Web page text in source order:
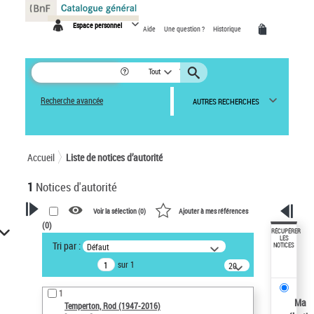
Espace personnel Aide Une question ? Historique
Tout
Recherche avancée AUTRES RECHERCHES
Accueil Liste de notices d’autorité
1 Notices d'autorité
VOTRE RECHERCHE
Recherche avancée dans les
notices d’autorité
Œuvres liées à l'auteur :
Temperton, Rod (1947-2016)
Voir la sélection (0) Ajouter à mes références
(0)
Tri par : Défaut
sur 1
20
résultats/page
1
Temperton, Rod (1947-2016)
RÉCUPÉRER
LES
NOTICES
Ma
Panneau de gestion des cookies